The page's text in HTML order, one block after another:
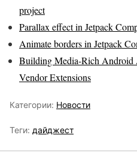
project
Parallax effect in Jetpack
Animate borders in Jetpack
Building Media-Rich Android
Vendor Extensions
Категории: Новости
Теги: дайджест